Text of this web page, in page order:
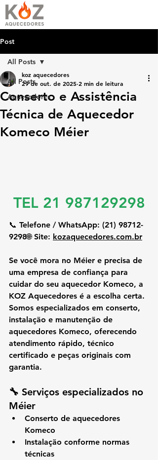
Post
All Posts
Aquecedores
All Posts
Conserto e Assistência
Técnica de Aquecedor
Komeco Méier
koz aquecedores
29 de out. de 2025 2 min de leitura
TEL 21 987129298
📞 Telefone / WhatsApp: (21) 98712-
9298🌐 Site: kozaquecedores.com.br
Se você mora no Méier e precisa de
uma empresa de confiança para
cuidar do seu aquecedor Komeco, a
KOZ Aquecedores é a escolha certa.
Somos especializados em conserto,
instalação e manutenção de
aquecedores Komeco, oferecendo
atendimento rápido, técnico
certificado e peças originais com
garantia.
🔧 Serviços especializados no
Méier
Conserto de aquecedores
Komeco
Instalação conforme normas
técnicas